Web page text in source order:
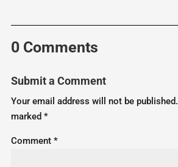
0 Comments
Submit a Comment
Your email address will not be published.
marked *
Comment *